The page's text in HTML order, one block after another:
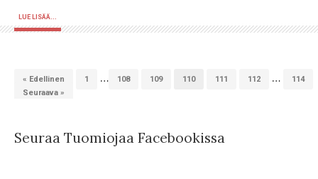
LUE LISÄÄ...
« Edellinen 1 … 108 109 110 111 112 …
114
Seuraava »
Seuraa Tuomiojaa Facebookissa